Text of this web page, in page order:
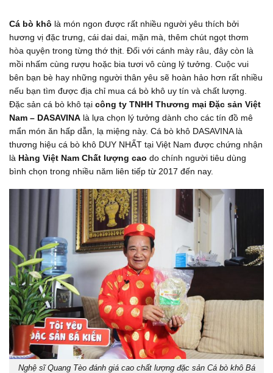
Cá bò khô là món ngon được rất nhiều người yêu thích bởi
hương vị đặc trưng, cái dai dai, mặn mà, thêm chút ngọt thơm
hòa quyện trong từng thớ thịt. Đối với cánh mày râu, đây còn là
mồi nhấm cùng rượu hoặc bia tươi vô cùng lý tưởng. Cuộc vui
bên bạn bè hay những người thân yêu sẽ hoàn hảo hơn rất nhiều
nếu bạn tìm được địa chỉ mua cá bò khô uy tín và chất lượng.
Đặc sản cá bò khô tại công ty TNHH Thương mại Đặc sản Việt
Nam – DASAVINA là lựa chọn lý tưởng dành cho các tín đồ mê
mẩn món ăn hấp dẫn, lạ miệng này. Cá bò khô DASAVINA là
thương hiệu cá bò khô DUY NHẤT tại Việt Nam được chứng nhận
là Hàng Việt Nam Chất lượng cao do chính người tiêu dùng
bình chọn trong nhiều năm liên tiếp từ 2017 đến nay.
Nghệ sĩ Quang Tèo đánh giá cao chất lượng đặc sản Cá bò khô Bá